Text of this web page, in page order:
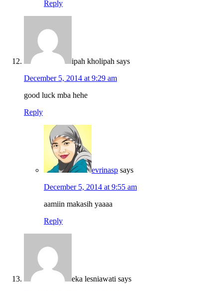
Reply
ipah kholipah says
December 5, 2014 at 9:29 am
good luck mba hehe
Reply
evrinasp says
December 5, 2014 at 9:55 am
aamiin makasih yaaaa
Reply
eka lesniawati says